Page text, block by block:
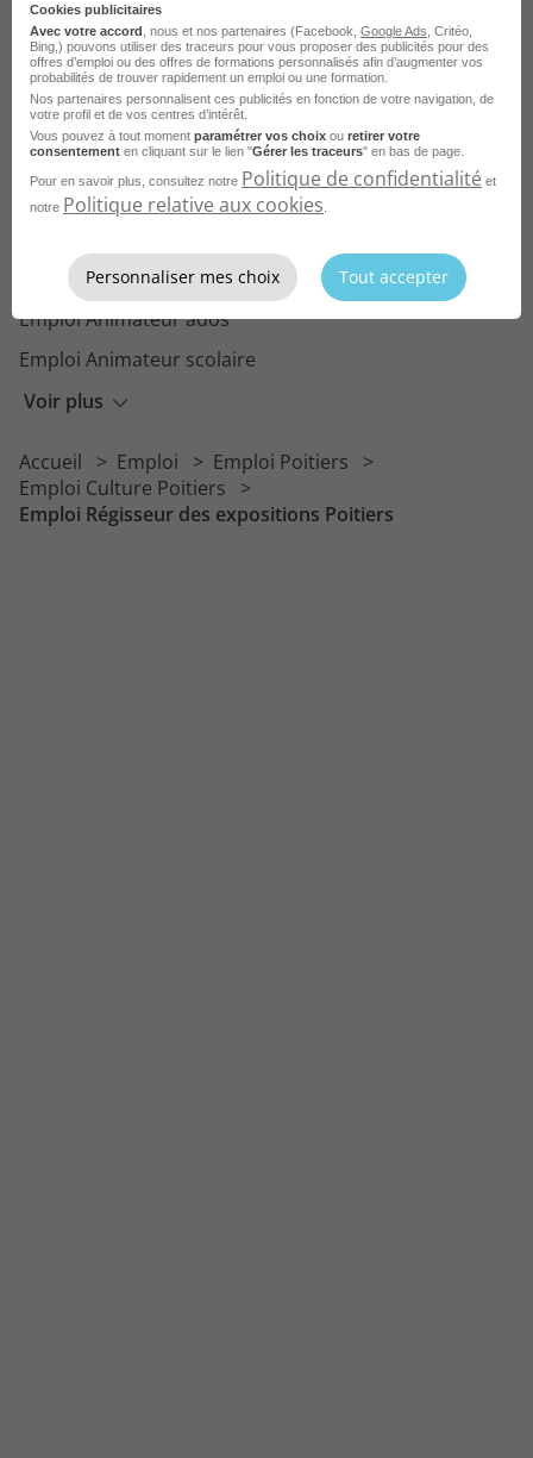
Voir plus
Emploi Animateur périscolaire
Emploi Directeur de centre de loisirs
Emploi Animatrice de centre de loisirs
Emploi Animateur d'activités culturelles
Emploi Animateur jeunesse
Emploi Médiateur culturel
Emploi Animateur ados
Emploi Animateur scolaire
Emploi Animateur BAFA
Emploi Animateur de club de vacances
Accueil Emploi
Emploi Poitiers
Emploi Culture Poitiers
Emploi Régisseur des expositions Poitiers
Cookies publicitaires
Avec votre accord , nous et nos partenaires (Facebook, Google Ads , Critéo,
Bing,) pouvons utiliser des traceurs pour vous proposer des publicités pour des
offres d’emploi ou des offres de formations personnalisés afin d’augmenter vos
probabilités de trouver rapidement un emploi ou une formation.
Nos partenaires personnalisent ces publicités en fonction de votre navigation, de
votre profil et de vos centres d’intérêt.
Vous pouvez à tout moment paramétrer vos choix ou retirer votre
consentement en cliquant sur le lien "Gérer les traceurs" en bas de page.
Pour en savoir plus, consultez notre Politique de confidentialité et
notre Politique relative aux cookies
Personnaliser mes choix Tout accepter